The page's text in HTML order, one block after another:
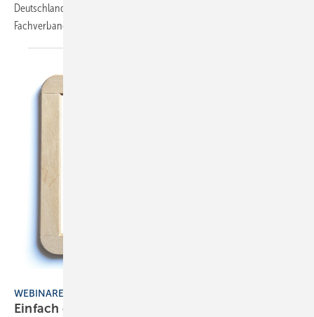
Deutschland. Das besagt der SHK-Geschäftsklimaindex des
Fachverbands SHK Bayern. Er gilt
WEBINARE
Einfach online